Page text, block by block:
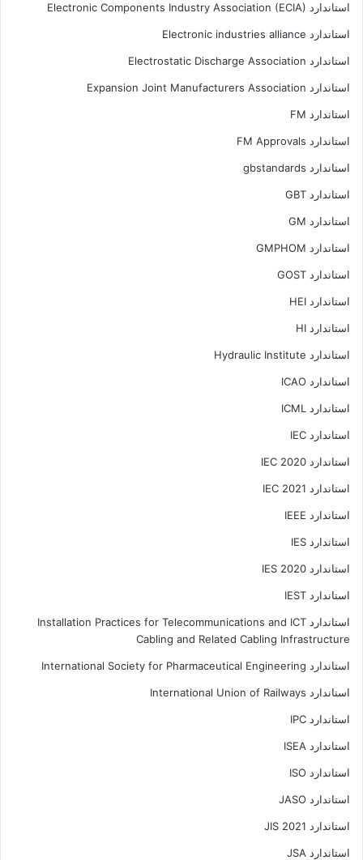
استاندارد Electronic Components Industry Association (ECIA)
استاندارد Electronic industries alliance
استاندارد Electrostatic Discharge Association
استاندارد Expansion Joint Manufacturers Association
استاندارد FM
استاندارد FM Approvals
استاندارد gbstandards
استاندارد GBT
استاندارد GM
استاندارد GMPHOM
استاندارد GOST
استاندارد HEI
استاندارد HI
استاندارد Hydraulic Institute
استاندارد ICAO
استاندارد ICML
استاندارد IEC
استاندارد IEC 2020
استاندارد IEC 2021
استاندارد IEEE
استاندارد IES
استاندارد IES 2020
استاندارد IEST
استاندارد Installation Practices for Telecommunications and ICT
Cabling and Related Cabling Infrastructure
استاندارد International Society for Pharmaceutical Engineering
استاندارد International Union of Railways
استاندارد IPC
استاندارد ISEA
استاندارد ISO
استاندارد JASO
استاندارد JIS 2021
استاندارد JSA